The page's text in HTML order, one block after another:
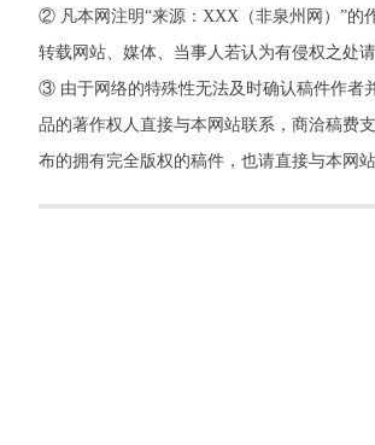
② 凡本网注明“来源：XXX（非泉州网）”的
转载网站、媒体、当事人若认为有侵权之处
③ 由于网络的特殊性无法及时确认稿件作者
品的著作权人直接与本网站联系，商洽稿费
布的拥有完全版权的稿件，也请直接与本网站